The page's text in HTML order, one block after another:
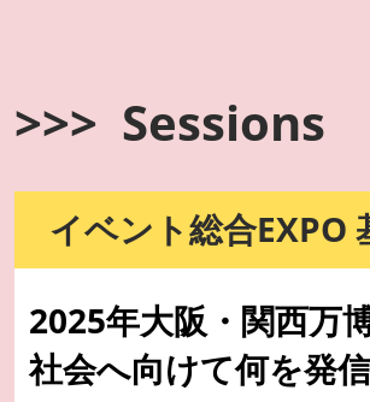
>>> Sessions
イベント総合EXPO
2025年大阪・関西万
社会へ向けて何を発